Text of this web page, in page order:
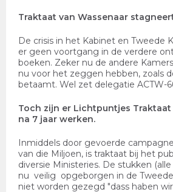
Traktaat van Wassenaar
De crisis in het Kabinet en Tweede
er geen voortgang in de verdere
boeken. Zeker nu de andere
nu voor het zeggen hebben, zoals
betaamt. Wel zet delegatie ACTW-
Toch zijn er Lichtpuntjes Traktaat
na 7 jaar werken.
Inmiddels door gevoerde
van die Miljoen, is traktaat bij het
diversie Ministeries. De stukken
nu veilig opgeborgen in de
niet worden gezegd "dass haben